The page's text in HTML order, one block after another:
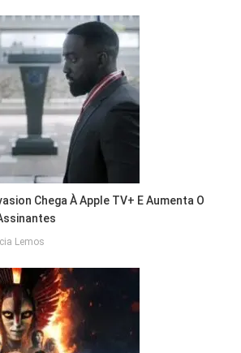
Chega À Apple TV+ E Aumenta O
Lemos